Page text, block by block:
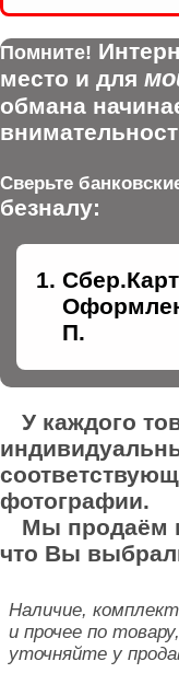
Помните!
место и для
обмана
Сверьте
безналу:
П.
У каждого
фотографии.
Мы продаём
что Вы
Наличие,
и прочее по товару,
уточняйте у